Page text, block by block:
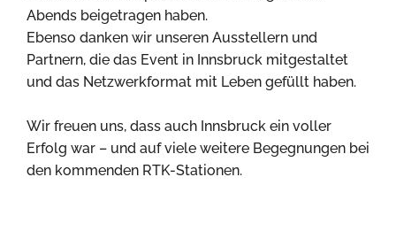
Abends beigetragen haben.
Ebenso danken wir unseren Ausstellern und
Partnern, die das Event in Innsbruck mitgestaltet
und das Netzwerkformat mit Leben gefüllt haben.
Wir freuen uns, dass auch Innsbruck ein voller
Erfolg war – und auf viele weitere Begegnungen bei
den kommenden RTK-Stationen.